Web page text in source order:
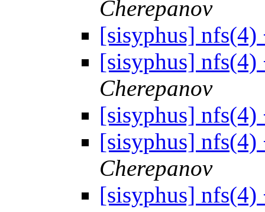
Cherepanov
[sisyphus]
[sisyphus]
Cherepanov
[sisyphus]
[sisyphus]
Cherepanov
[sisyphus]